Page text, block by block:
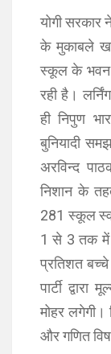
योगी सरकार
के मुकाबले
स्कूल के भवन
रही है।
ही निपुण
बुनियादी
अरविन्द
निशान के
281 स्कूल स्व
1 से 3 तक में
प्रतिशत
पार्टी
मोहर लगेगी।
और गणित